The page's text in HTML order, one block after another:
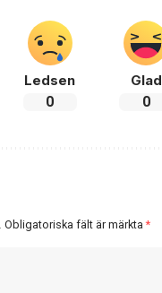
Ledsen
0
Glad
0
Obligatoriska fält är märkta*